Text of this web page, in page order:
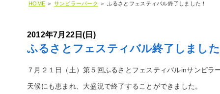
HOME ＞ サンピラーパーク ＞ ふるさとフェスティバル終了しました！
2012年7月22日(日)
ふるさとフェスティバル終了しまし
７月２１日（土）第５回ふるさとフェスティバルinサンピラ
天候にも恵まれ、大盛況で終了することができました。